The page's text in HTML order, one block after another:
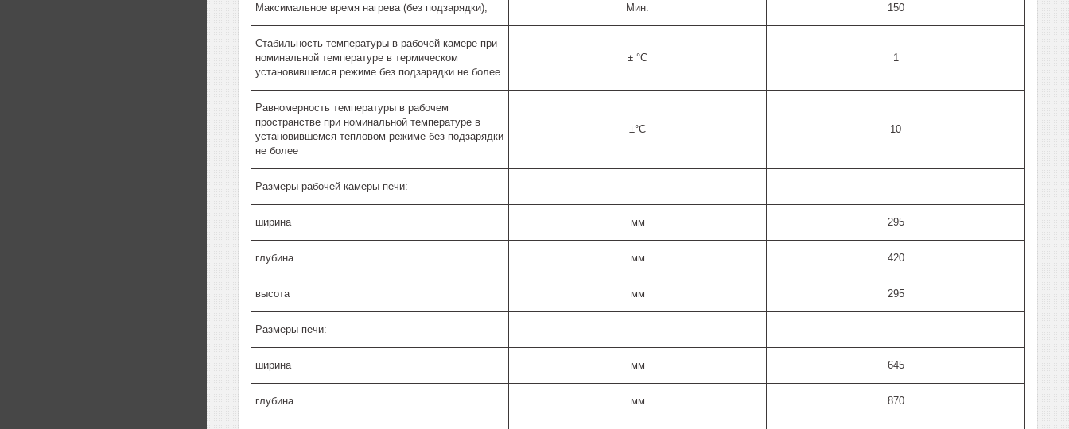
Максимальное время нагрева (без подзарядки), Мин. 150
Стабильность температуры в рабочей камере при
номинальной температуре в термическом
установившемся режиме без подзарядки не более
± °C 1
Равномерность температуры в рабочем
пространстве при номинальной температуре в
установившемся тепловом режиме без подзарядки
не более
±°C 10
Размеры рабочей камеры печи:
ширина мм 295
глубина мм 420
высота мм 295
Размеры печи:
ширина мм 645
глубина мм 870